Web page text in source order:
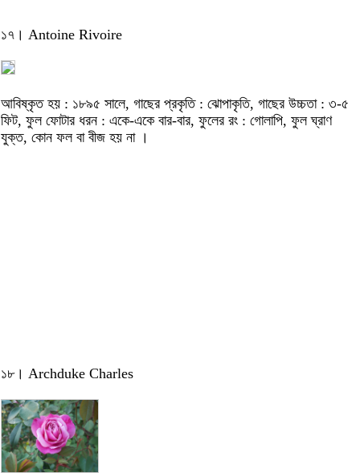
১৭। Antoine Rivoire
আবিষ্কৃত হয় : ১৮৯৫ সালে, গাছের প্রকৃতি : ঝোপাকৃতি, গাছের উচ্চতা : ৩-৫
ফিট, ফুল ফোটার ধরন : একে-একে বার-বার, ফুলের রং : গোলাপি, ফুল ঘ্রাণ
যুক্ত, কোন ফল বা বীজ হয় না ।
১৮। Archduke Charles